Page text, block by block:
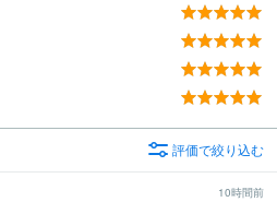
評価で絞り込む
10時間前